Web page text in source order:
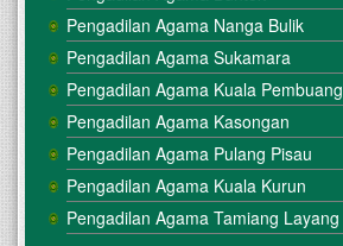
Pengadilan Agama Nanga Bulik
Pengadilan Agama Sukamara
Pengadilan Agama Kuala Pembuang
Pengadilan Agama Kasongan
Pengadilan Agama Pulang Pisau
Pengadilan Agama Kuala Kurun
Pengadilan Agama Tamiang Layang